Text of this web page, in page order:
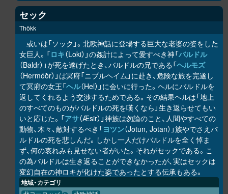
セック
Thökk
或いは「ソック」。北欧神話に登場する巨大な老婆の姿をした
女巨人。「ロキ（Loki）」の姦計によって愛すべき神「バルドル
（Baldr）」が死を遂げたとき、バルドルの兄である「ヘルモズ
（Hermóðr）」は冥府「ニブルヘイム」に赴き、危険な旅を完遂し
て冥府の女王「ヘル（Hel）」に会いに行った。ヘルにバルドルを
返してくれるよう交渉するためである。その結果ヘルは「地上
のすべてのものがバルドルの死を嘆くなら」生き返らせてもい
いと応じた。「アサ（Æsir）」神族は勿論のこと、人間やすべての
動物、木々、敵対するべき「ヨツン（Jotun, Jotan）」族やでさえバ
ルドルの死を悲しんだ。しかし一人だけバルドルを全く悼ま
ず、何の哀れみも見せない者がいた。それがセックである。こ
の為バルドルは生き返ることができなかったが、実はセックは
変幻自在の神ロキが化けた姿であったとする伝承もある。
地域・カテゴリ